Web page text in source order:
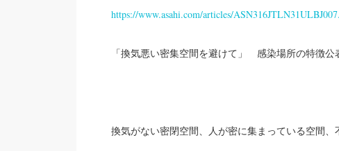
https://www.asahi.com/articles/
「換気悪い密集空間を避けて」 感染場所の特徴公
換気がない密閉空間、人が密に集まっている空間、